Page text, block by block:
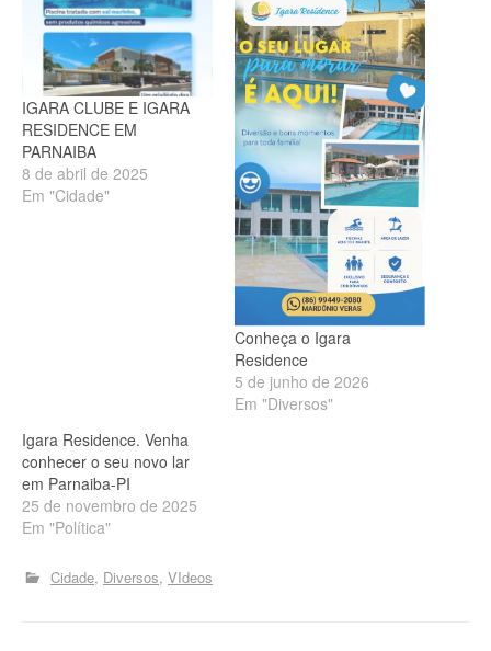
IGARA CLUBE E IGARA
RESIDENCE EM
PARNAIBA
8 de abril de 2025
Em "Cidade"
Conheça o Igara
Residence
5 de junho de 2026
Em "Diversos"
Igara Residence. Venha
conhecer o seu novo lar
em Parnaiba-PI
25 de novembro de 2025
Em "Política"
Cidade Diversos VIdeos